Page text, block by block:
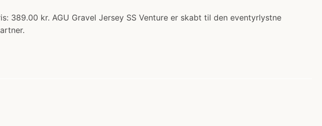
389.00 kr. AGU Gravel Jersey SS Venture er skabt til den eventyrlystne